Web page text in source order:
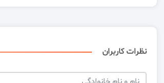
نظرات کاربران